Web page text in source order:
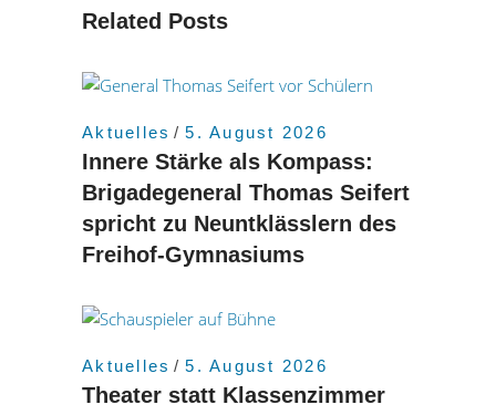
Related Posts
Aktuelles 5. August 2026
Innere Stärke als Kompass:
Brigadegeneral Thomas Seifert
spricht zu Neuntklässlern des
Freihof-Gymnasiums
Aktuelles 5. August 2026
Theater statt Klassenzimmer